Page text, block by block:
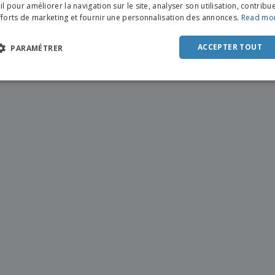
pour améliorer la navigation sur le site, analyser son utilisation,
de marketing et fournir une personnalisation des annonces. Read
ACCEPTER TOUT
PARAMÉTRER